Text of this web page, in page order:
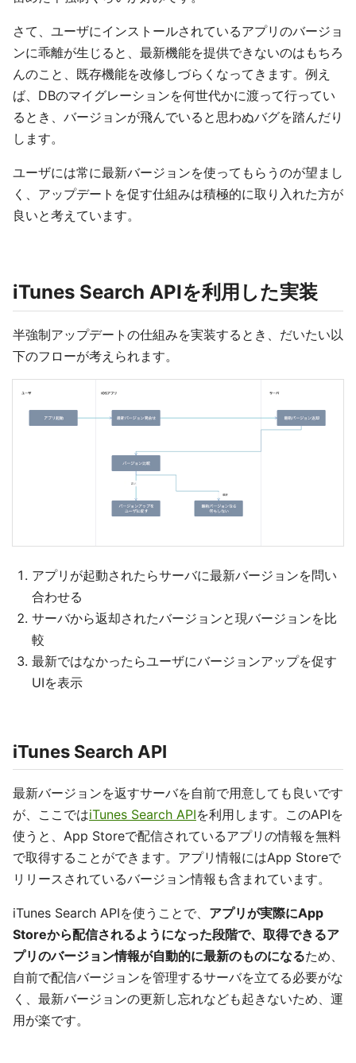
さて、ユーザにインストールされているアプリのバージョ
ンに乖離が生じると、最新機能を提供できないのはもちろ
んのこと、既存機能を改修しづらくなってきます。例え
ば、DBのマイグレーションを何世代かに渡って行ってい
るとき、バージョンが飛んでいると思わぬバグを踏んだり
します。
ユーザには常に最新バージョンを使ってもらうのが望まし
く、アップデートを促す仕組みは積極的に取り入れた方が
良いと考えています。
iTunes Search APIを利用した実装
半強制アップデートの仕組みを実装するとき、だいたい以
下のフローが考えられます。
アプリが起動されたらサーバに最新バージョンを問い
合わせる
サーバから返却されたバージョンと現バージョンを比
較
最新ではなかったらユーザにバージョンアップを促す
UIを表示
iTunes Search API
最新バージョンを返すサーバを自前で用意しても良いです
が、ここではiTunes Search APIを利用します。このAPIを
使うと、App Storeで配信されているアプリの情報を無料
で取得することができます。アプリ情報にはApp Storeで
リリースされているバージョン情報も含まれています。
iTunes Search APIを使うことで、 アプリが実際にApp
Storeから配信されるようになった段階で、取得できるア
プリのバージョン情報が自動的に最新のものになるため、
自前で配信バージョンを管理するサーバを立てる必要がな
く、最新バージョンの更新し忘れなども起きないため、運
用が楽です。